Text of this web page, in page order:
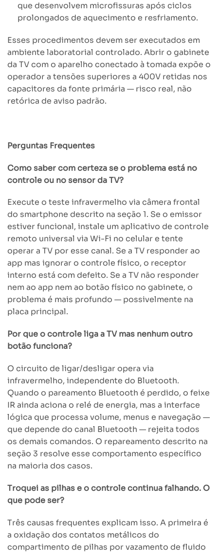
que desenvolvem microfissuras após ciclos
prolongados de aquecimento e resfriamento.
Esses procedimentos devem ser executados em
ambiente laboratorial controlado. Abrir o gabinete
da TV com o aparelho conectado à tomada expõe o
operador a tensões superiores a 400V retidas nos
capacitores da fonte primária — risco real, não
retórica de aviso padrão.
Perguntas Frequentes
Como saber com certeza se o problema está no
controle ou no sensor da TV?
Execute o teste infravermelho via câmera frontal
do smartphone descrito na seção 1. Se o emissor
estiver funcional, instale um aplicativo de controle
remoto universal via Wi-Fi no celular e tente
operar a TV por esse canal. Se a TV responder ao
app mas ignorar o controle físico, o receptor
interno está com defeito. Se a TV não responder
nem ao app nem ao botão físico no gabinete, o
problema é mais profundo — possivelmente na
placa principal.
Por que o controle liga a TV mas nenhum outro
botão funciona?
O circuito de ligar/desligar opera via
infravermelho, independente do Bluetooth.
Quando o pareamento Bluetooth é perdido, o feixe
IR ainda aciona o relé de energia, mas a interface
lógica que processa volume, menus e navegação —
que depende do canal Bluetooth — rejeita todos
os demais comandos. O repareamento descrito na
seção 3 resolve esse comportamento específico
na maioria dos casos.
Troquei as pilhas e o controle continua falhando. O
que pode ser?
Três causas frequentes explicam isso. A primeira é
a oxidação dos contatos metálicos do
compartimento de pilhas por vazamento de fluido